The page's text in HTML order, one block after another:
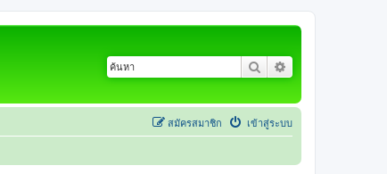
ค้นหา
เข้าสู่ระบบ
สมัครสมาชิก